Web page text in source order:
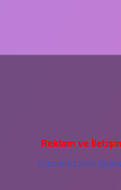
Reklam ve